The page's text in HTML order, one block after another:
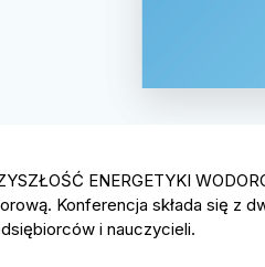
ENERGETYKI
Konferencja składa się z
i nauczycieli.